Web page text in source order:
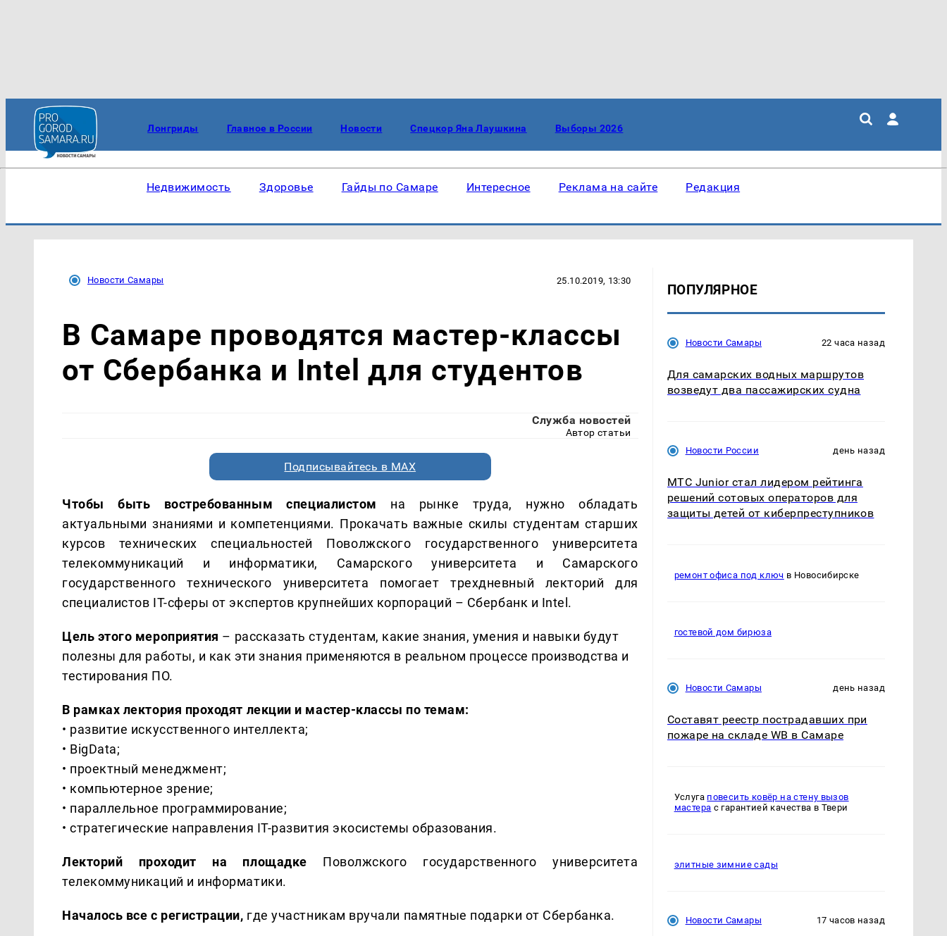
Лонгриды Главное в России Новости Спецкор Яна Лаушкина Выборы 2026
Недвижимость Здоровье Гайды по Самаре Интересное Реклама на сайте Редакция
Новости Самары 25.10.2019, 13:30
В Самаре проводятся мастер-классы
от Сбербанка и Intel для студентов
Служба новостей
Автор статьи
Подписывайтесь в MAX
Чтобы быть востребованным специалистом на рынке труда, нужно обладать
актуальными знаниями и компетенциями. Прокачать важные скилы студентам старших
курсов технических специальностей Поволжского государственного университета
телекоммуникаций и информатики, Самарского университета и Самарского
государственного технического университета помогает трехдневный лекторий для
специалистов IT-сферы от экспертов крупнейших корпораций – Сбербанк и Intel.
Цель этого мероприятия – рассказать студентам, какие знания, умения и навыки будут
полезны для работы, и как эти знания применяются в реальном процессе производства и
тестирования ПО.
В рамках лектория проходят лекции и мастер-классы по темам:
• развитие искусственного интеллекта;
• BigData;
• проектный менеджмент;
• компьютерное зрение;
• параллельное программирование;
• стратегические направления IT-развития экосистемы образования.
Лекторий проходит на площадке Поволжского государственного университета
телекоммуникаций и информатики.
Началось все с регистрации, где участникам вручали памятные подарки от Сбербанка.
ПОПУЛЯРНОЕ
Новости Самары 22 часа назад
Для самарских водных маршрутов
возведут два пассажирских судна
Новости России день назад
МТС Junior стал лидером рейтинга
решений сотовых операторов для
защиты детей от киберпреступников
ремонт офиса под ключ в Новосибирске
гостевой дом бирюза
Новости Самары день назад
Составят реестр пострадавших при
пожаре на складе WB в Самаре
Услуга повесить ковёр на стену вызов
мастера с гарантией качества в Твери
элитные зимние сады
Новости Самары 17 часов назад